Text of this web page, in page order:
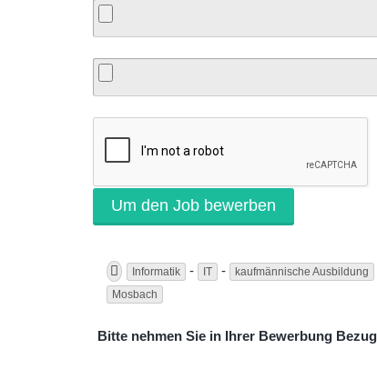
Informatik - IT - kaufmännische Ausbildung
Mosbach
Bitte nehmen Sie in Ihrer Bewerbung